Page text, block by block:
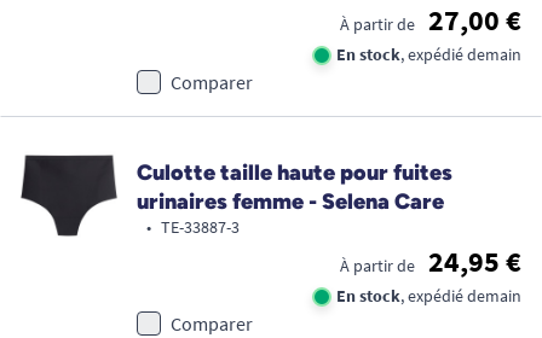
À partir de
27,00 €
En stock, expédié demain
Comparer
Culotte taille haute pour fuites
urinaires femme - Selena Care
• TE-33887-3
À partir de
24,95 €
En stock, expédié demain
Comparer